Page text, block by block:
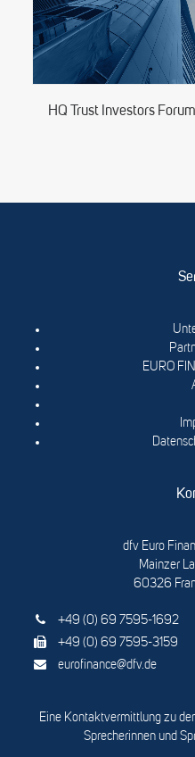
HQ Trust Investors
EURO
dfv Euro
Mainzer
60326
+49 (0) 69 7595-1692
+49 (0) 69 7595-3159
eurofinance@dfv.de
Eine Kontaktvermittlung zu
Sprecherinnen und